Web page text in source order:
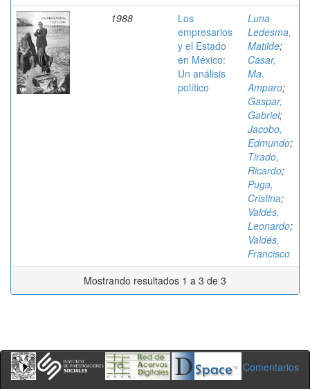
1988
Los
empresarios
y el Estado
en México:
Un análisis
político
Luna
Ledesma,
Matilde;
Casar,
Ma.
Amparo;
Gaspar,
Gabriel;
Jacobo,
Edmundo;
Tirado,
Ricardo;
Puga,
Cristina;
Valdés,
Leonardo;
Valdés,
Francisco
Mostrando resultados 1 a 3 de 3
Comentarios